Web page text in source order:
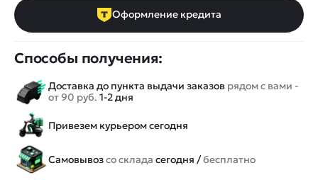
Оформление кредита
Способы получения:
Доставка до пункта выдачи заказов рядом с вами -
от 90 руб. 1-2 дня
Привезем курьером сегодня
Самовывозсо склада сегодня /бесплатно
Запчасти для моделей